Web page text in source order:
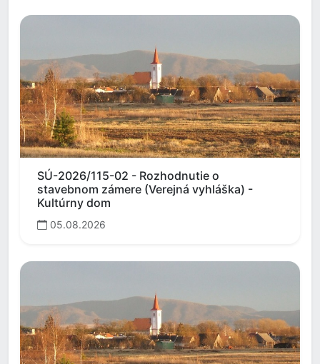
SÚ-2026/115-02 - Rozhodnutie o
stavebnom zámere (Verejná vyhláška) -
Kultúrny dom
05.08.2026